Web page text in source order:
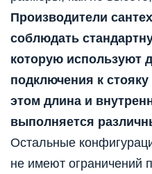
Производители
соблюдать
которую используют
подключения к
этом длина и
выполняется
Остальные
не имеют ограничений